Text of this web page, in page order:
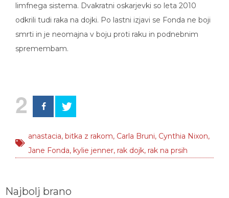
limfnega sistema. Dvakratni oskarjevki so leta 2010
odkrili tudi raka na dojki. Po lastni izjavi se Fonda ne boji
smrti in je neomajna v boju proti raku in podnebnim
spremembam.
2
anastacia, bitka z rakom, Carla Bruni, Cynthia Nixon,
Jane Fonda, kylie jenner, rak dojk, rak na prsih
Najbolj brano